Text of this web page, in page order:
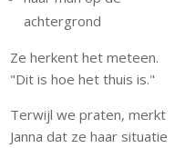
achtergrond
Ze herkent het meteen.
"Dit is hoe het thuis is."
Terwijl we praten, merkt
Janna dat ze haar situatie